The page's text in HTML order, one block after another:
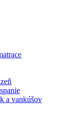
a vankúšov